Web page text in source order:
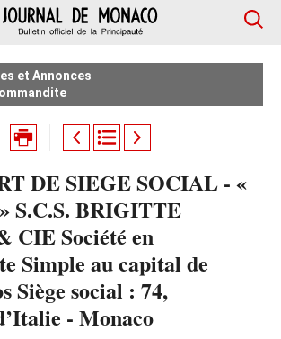
et Annonces
DE SIEGE SOCIAL - «
S.C.S. BRIGITTE
CIE Société en
Simple au capital de
Siège social : 74,
- Monaco